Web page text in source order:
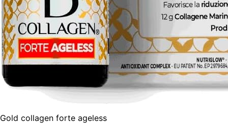
Gold collagen forte ageless